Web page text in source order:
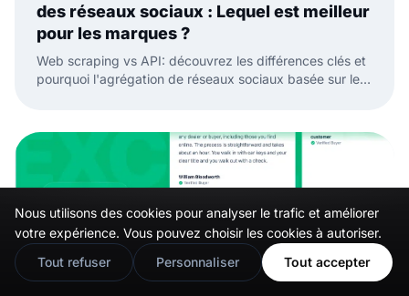
des réseaux sociaux : Lequel est meilleur
pour les marques ?
Web scraping vs API: découvrez les différences clés et
pourquoi l'agrégation de réseaux sociaux basée sur les
Nous utilisons des cookies pour analyser le trafic et améliorer
votre expérience. Vous pouvez choisir les cookies à autoriser.
Tout refuser
Personnaliser Tout accepter
🇬🇧Would you prefer this site in English?
View in English